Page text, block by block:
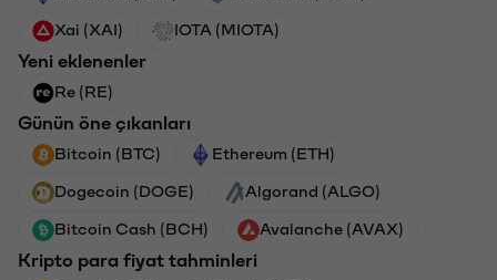
Xai (XAI) IOTA (MIOTA)
Yeni eklenenler
Re (RE)
Günün öne çıkanları
Bitcoin (BTC) Ethereum (ETH)
Dogecoin (DOGE) Algorand (ALGO)
Bitcoin Cash (BCH) Avalanche (AVAX)
Kripto para fiyat tahminleri